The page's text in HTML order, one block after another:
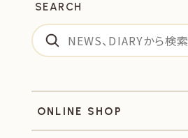
SEARCH
ONLINE SHOP